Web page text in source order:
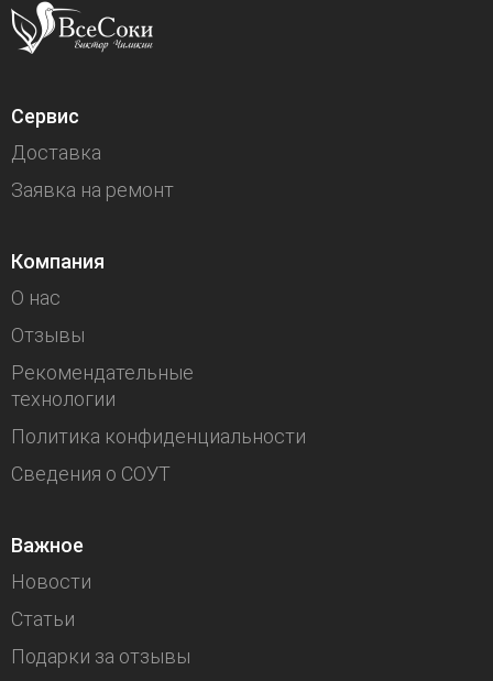
Сервис
Доставка
Заявка на ремонт
Компания
О нас
Отзывы
Рекомендательные
технологии
Политика конфиденциальности
Сведения о СОУТ
Важное
Новости
Статьи
Подарки за отзывы